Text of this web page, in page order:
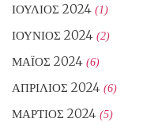
ΙΟΎΛΙΟΣ 2024 (1)
ΙΟΎΝΙΟΣ 2024 (2)
ΜΆΙΟΣ 2024 (6)
ΑΠΡΊΛΙΟΣ 2024 (6)
ΜΆΡΤΙΟΣ 2024 (5)